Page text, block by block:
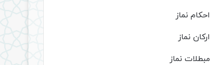
احکام نماز
ارکان نماز
مبطلات نماز